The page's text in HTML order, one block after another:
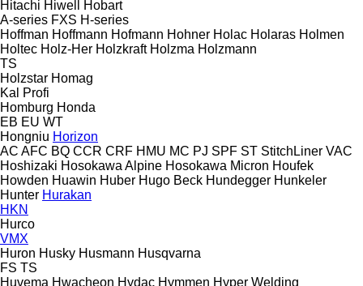
Hitachi Hiwell
Hobart
A-series FXS H-series
Hoffman Hoffmann Hofmann Hohner Holac Holaras Holmen
Holtec Holz-Her Holzkraft Holzma Holzmann
TS
Holzstar Homag
Kal
Profi
Homburg Honda
EB EU WT
Hongniu Horizon
AC AFC BQ CCR CRF HMU MC PJ SPF ST StitchLiner VAC
Hoshizaki Hosokawa Alpine Hosokawa Micron Houfek
Howden Huawin Huber Hugo Beck Hundegger Hunkeler
Hunter Hurakan
HKN
Hurco
VMX
Huron Husky Husmann Husqvarna
FS TS
Huvema Hwacheon Hydac Hymmen Hyper Welding